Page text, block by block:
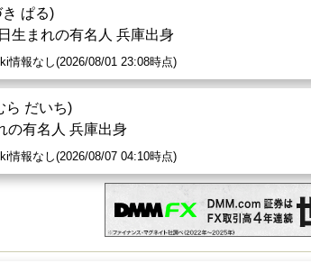
ぱる)
生まれの有名人 兵庫出身
情報なし(2026/08/01 23:08時点)
ら だいち)
の有名人 兵庫出身
情報なし(2026/08/07 04:10時点)